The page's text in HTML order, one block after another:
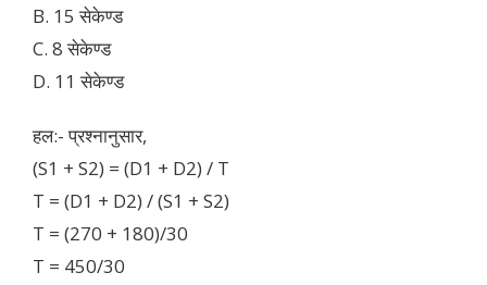
B. 15 सेकेण्ड
C. 8 सेकेण्ड
D. 11 सेकेण्ड
हल:- प्रश्नानुसार,
(S1 + S2) = (D1 + D2) / T
T = (D1 + D2) / (S1 + S2)
T = (270 + 180)/30
T = 450/30